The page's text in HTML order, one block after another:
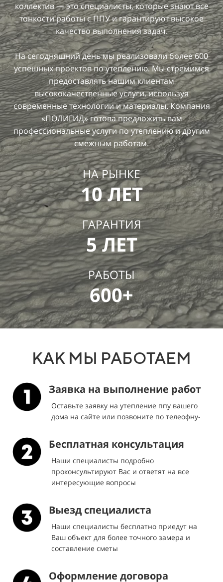
коллектив — это специалисты, которые знают все
тонкости работы с ППУ и гарантируют высокое
качество выполнения задач.
На сегодняшний день мы реализовали более 600
успешных проектов по утеплению. Мы стремимся
предоставлять нашим клиентам
высококачественные услуги, используя
современные технологии и материалы. Компания
«ПОЛИГИД» готова предложить вам
профессиональные услуги по утеплению и другим
смежным работам.
НА РЫНКЕ
10 ЛЕТ
ГАРАНТИЯ
5 ЛЕТ
РАБОТЫ
600+
КАК МЫ РАБОТАЕМ
Заявка на выполнение работ
Оставьте заявку на утепление ппу вашего
дома на сайте или позвоните по телеофну-
Бесплатная консультация
Наши специалисты подробно
проконсультируют Вас и ответят на все
интересующие вопросы
Выезд специалиста
Наши специалисты бесплатно приедут на
Ваш объект для более точного замера и
составление сметы
Оформление договора